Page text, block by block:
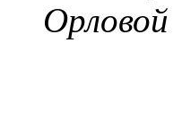
Орловой